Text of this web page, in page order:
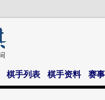
棋手列表 棋手资料 赛